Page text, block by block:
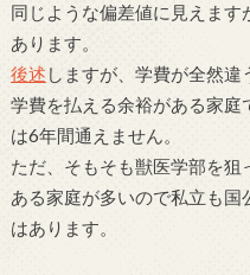
同じような偏差値に見えます
あります。
後述 しますが、学費が全然違
学費を払える余裕がある家庭
は6年間通えません。
ただ、そもそも獣医学部を
ある家庭が多いので私立も
はあります。